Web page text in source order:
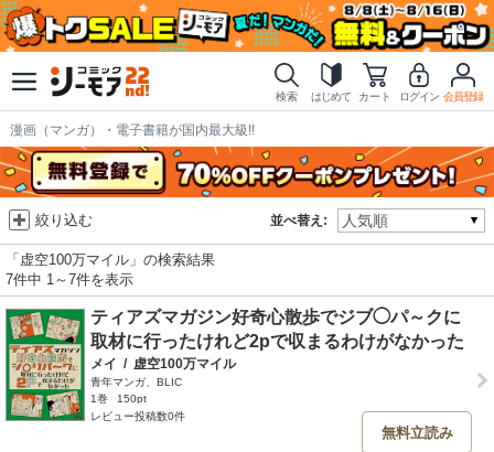
検索 はじめて カート ログイン 会員登録
漫画（マンガ）・電子書籍が国内最大級!!
並べ替え:
絞り込む
「虚空100万マイル」の検索結果
7件中 1～7件を表示
ティアズマガジン好奇心散歩でジブ◯パ～クに
取材に行ったけれど2pで収まるわけがなかった
メイ / 虚空100万マイル
青年マンガ、BLIC
1巻
150pt
レビュー投稿数0件
無料立読み